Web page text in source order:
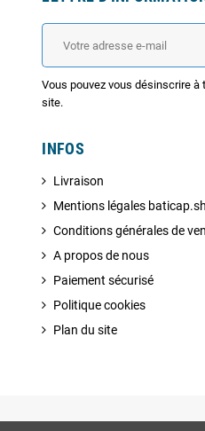
Vous pouvez vous désinscrire
site.
INFOS
Livraison
Mentions légales
Conditions générales de
A propos de nous
Paiement sécurisé
Politique cookies
Plan du site